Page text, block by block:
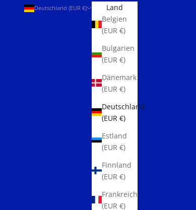
Deutschland (EUR €)
Land
Belgien
(EUR €)
Bulgarien
(EUR €)
Dänemark
(EUR €)
Deutschland
(EUR €)
Estland
(EUR €)
Finnland
(EUR €)
Frankreich
(EUR €)